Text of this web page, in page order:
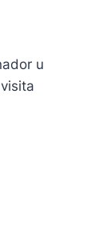
u